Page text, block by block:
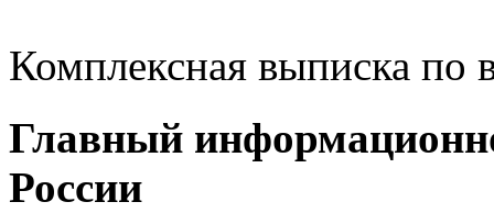
Комплексная выписка
Главный
России